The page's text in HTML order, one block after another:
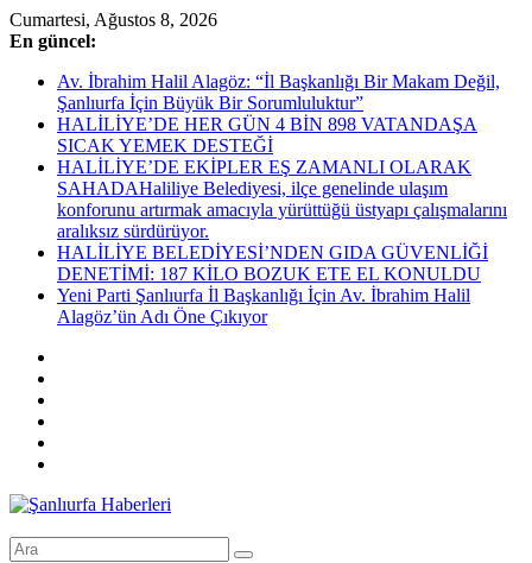
Skip
to
Cumartesi, Ağustos 8, 2026
En güncel:
Av. İbrahim Halil Alagöz: “İl Başkanlığı Bir Makam Değil,
Şanlıurfa İçin Büyük Bir Sorumluluktur”
HALİLİYE’DE HER GÜN 4 BİN 898 VATANDAŞA
SICAK YEMEK DESTEĞİ
HALİLİYE’DE EKİPLER EŞ ZAMANLI OLARAK
SAHADAHaliliye Belediyesi, ilçe genelinde ulaşım
konforunu artırmak amacıyla yürüttüğü üstyapı çalışmalarını
aralıksız sürdürüyor.
HALİLİYE BELEDİYESİ’NDEN GIDA GÜVENLİĞİ
DENETİMİ: 187 KİLO BOZUK ETE EL KONULDU
Yeni Parti Şanlıurfa İl Başkanlığı İçin Av. İbrahim Halil
Alagöz’ün Adı Öne Çıkıyor
Şanlıurfa